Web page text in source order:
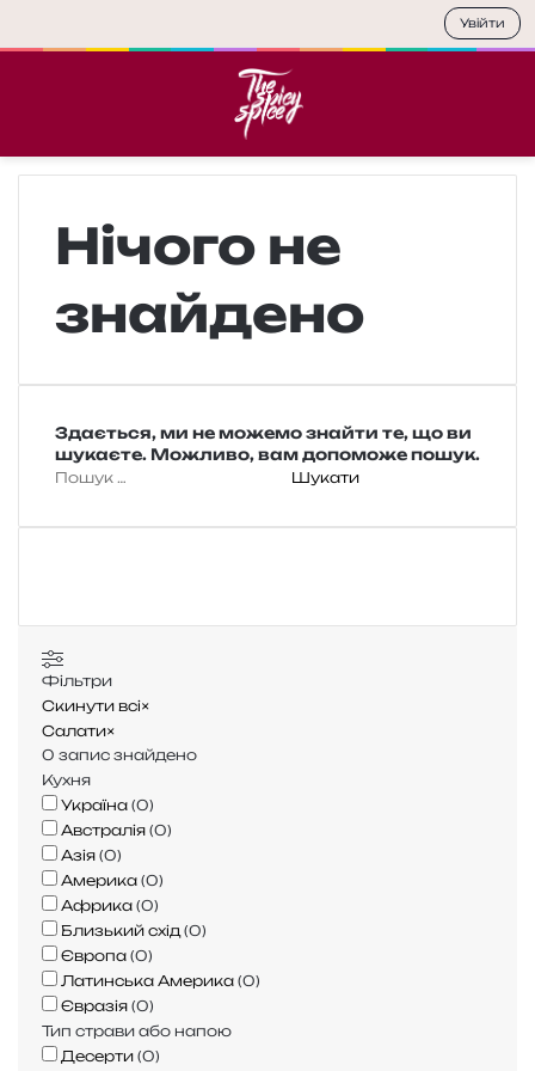
Нічого не
знайдено
Здається, ми не можемо знайти те, що ви
шукаєте. Можливо, вам допоможе пошук.
П
ш
Фільтри
Скинути всі×
Салати×
0 запис знайдено
Кухня
Україна (0)
Австралія (0)
Азія (0)
Америка (0)
Африка (0)
Близький схід (0)
Європа (0)
Латинська Америка (0)
Євразія (0)
Тип страви або напою
Десерти (0)
Увійти